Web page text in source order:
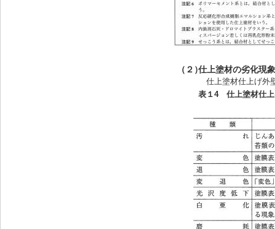
（２）仕上塗材の劣化現象
仕上塗材仕上げ外
表１4仕上塗材仕上